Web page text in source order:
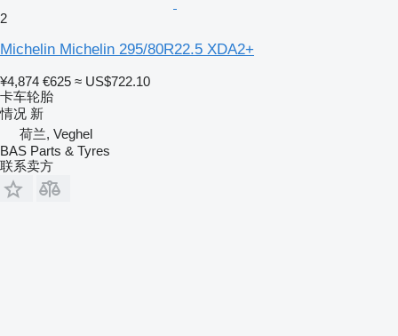
2
Michelin Michelin 295/80R22.5 XDA2+
¥4,874 €625 ≈ US$722.10
卡车轮胎
情况 新
荷兰, Veghel
BAS Parts & Tyres
联系卖方